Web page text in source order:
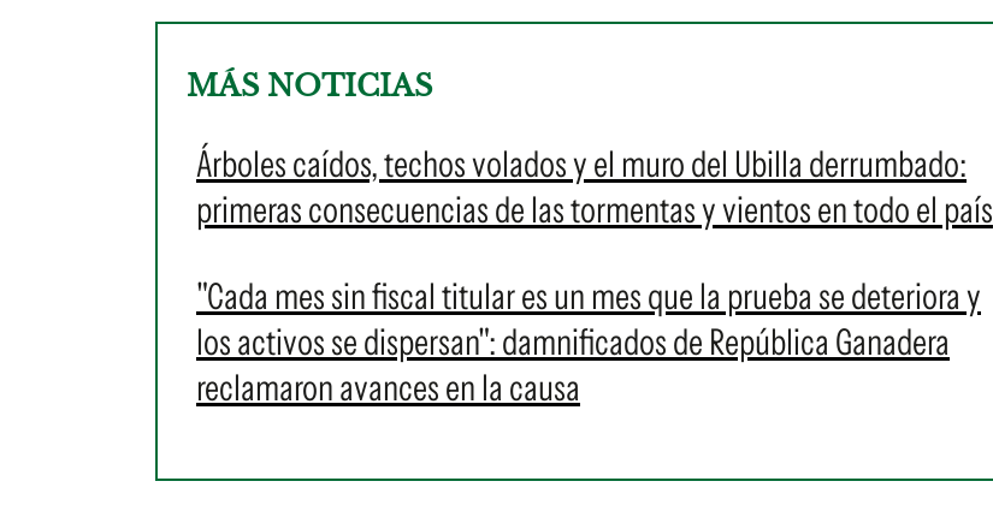
MÁS NOTICIAS
Árboles caídos, techos volados y el muro del Ubilla derrumbado:
primeras consecuencias de las tormentas y vientos en todo el país
"Cada mes sin fiscal titular es un mes que la prueba se deteriora y
los activos se dispersan": damnificados de República Ganadera
reclamaron avances en la causa